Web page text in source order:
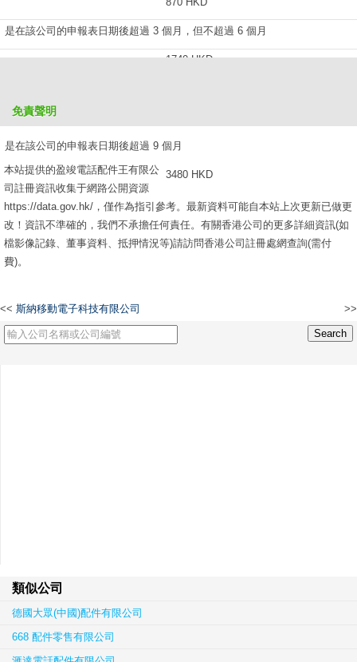
是在該公司的申報表日期後超過 3 個月，但不超過 6 個月
1740 HKD
是在該公司的申報表日期後超過 9 個月
3480 HKD
免責聲明
本站提供的盈竣電話配件王有限公
司註冊資訊收集于網路公開資源
https://data.gov.hk/，僅作為指引參考。最新資料可能自本站上次更新已做更
改！資訊不準確的，我們不承擔任何責任。有關香港公司的更多詳細資訊(如
檔影像記錄、董事資料、抵押情況等)請訪問香港公司註冊處網查詢(需付
費)。
<< 斯納移動電子科技有限公司 >>
類似公司
德國大眾(中國)配件有限公司
668 配件零售有限公司